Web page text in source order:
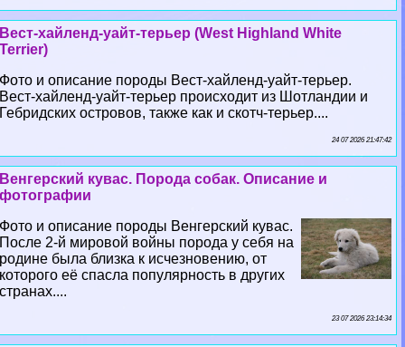
Вест-хайленд-уайт-терьер (West Highland White
Terrier)
Фото и описание породы Вест-хайленд-уайт-терьер.
Вест-хайленд-уайт-терьер происходит из Шотландии и
Гебридских островов, также как и скотч-терьер....
24 07 2026 21:47:42
Венгерский кувас. Порода собак. Описание и
фотографии
Фото и описание породы Венгерский кувас.
После 2-й мировой войны порода у себя на
родине была близка к исчезновению, от
которого её спасла популярность в других
странах....
23 07 2026 23:14:34